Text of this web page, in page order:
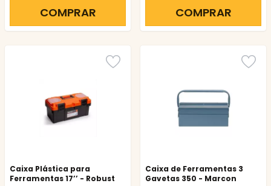
COMPRAR COMPRAR
Caixa Plástica para
Ferramentas 17’’ - Robust
Caixa de Ferramentas 3
Gavetas 350 - Marcon